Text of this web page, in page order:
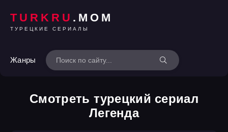
TURKRU .MOM
ТУРЕЦКИЕ СЕРИАЛЫ
Жанры
Смотреть турецкий сериал
Легенда